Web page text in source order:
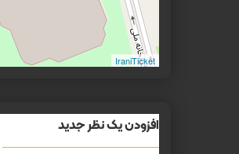
IraniTicket
افزودن یک نظر جدید